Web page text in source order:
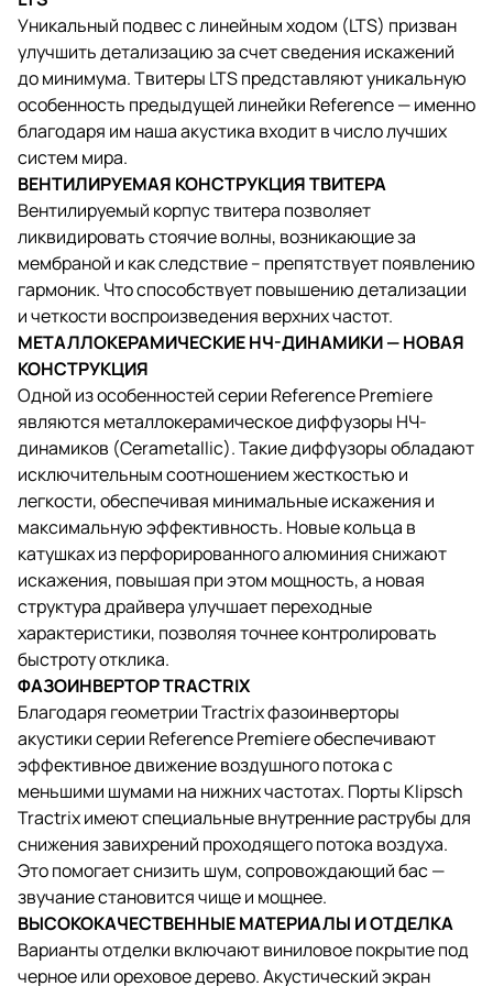
Уникальный подвес с линейным ходом (LTS) призван
улучшить детализацию за счет сведения искажений
до минимума. Твитеры LTS представляют уникальную
особенность предыдущей линейки Reference — именно
благодаря им наша акустика входит в число лучших
систем мира.
ВЕНТИЛИРУЕМАЯ КОНСТРУКЦИЯ ТВИТЕРА
Вентилируемый корпус твитера позволяет
ликвидировать стоячие волны, возникающие за
мембраной и как следствие – препятствует появлению
гармоник. Что способствует повышению детализации
и четкости воспроизведения верхних частот.
МЕТАЛЛОКЕРАМИЧЕСКИЕ НЧ-ДИНАМИКИ — НОВАЯ
КОНСТРУКЦИЯ
Одной из особенностей серии Reference Premiere
являются металлокерамическое диффузоры НЧ-
динамиков (Cerametallic). Такие диффузоры обладают
исключительным соотношением жесткостью и
легкости, обеспечивая минимальные искажения и
максимальную эффективность. Новые кольца в
катушках из перфорированного алюминия снижают
искажения, повышая при этом мощность, а новая
структура драйвера улучшает переходные
характеристики, позволяя точнее контролировать
быстроту отклика.
ФАЗОИНВЕРТОР TRACTRIX
Благодаря геометрии Tractrix фазоинверторы
акустики серии Reference Premiere обеспечивают
эффективное движение воздушного потока с
меньшими шумами на нижних частотах. Порты Klipsch
Tractrix имеют специальные внутренние раструбы для
снижения завихрений проходящего потока воздуха.
Это помогает снизить шум, сопровождающий бас —
звучание становится чище и мощнее.
ВЫСОКОКАЧЕСТВЕННЫЕ МАТЕРИАЛЫ И ОТДЕЛКА
Варианты отделки включают виниловое покрытие под
черное или ореховое дерево. Акустический экран